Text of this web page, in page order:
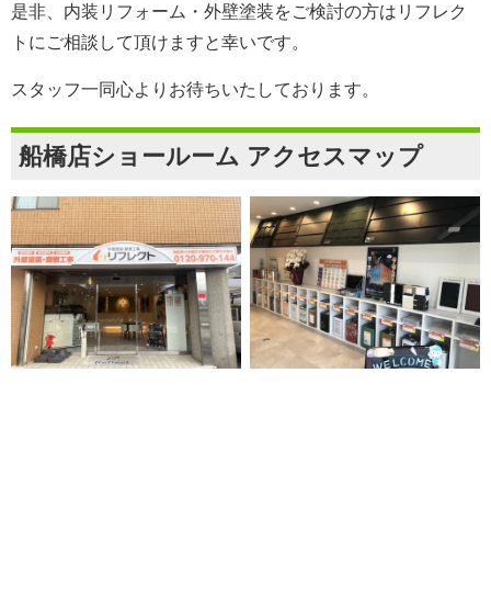
是非、内装リフォーム・外壁塗装をご検討の方は リフレク
ト にご相談して頂けますと幸いです。
スタッフ一同心よりお待ちいたしております。
船橋店ショールーム アクセスマップ